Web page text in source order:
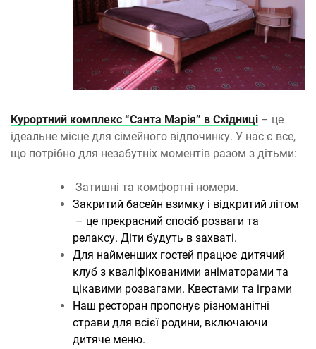
Курортний комплекс “Санта Марія” в Східниці – це
ідеальне місце для сімейного відпочинку. У нас є все,
що потрібно для незабутніх моментів разом з дітьми:
Затишні та комфортні номери.
Закритий басейн взимку і відкритий літом
– це прекрасний спосіб розваги та
релаксу. Діти будуть в захваті.
Для найменших гостей працює дитячий
клуб з кваліфікованими аніматорами та
цікавими розвагами. Квестами та іграми
Наш ресторан пропонує різноманітні
страви для всієї родини, включаючи
дитяче меню.